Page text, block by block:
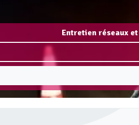
Entretien réseaux